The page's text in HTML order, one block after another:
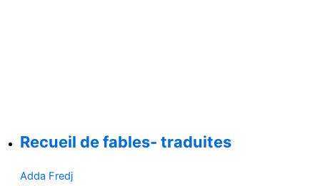
Recueil de fables- traduites
Adda Fredj